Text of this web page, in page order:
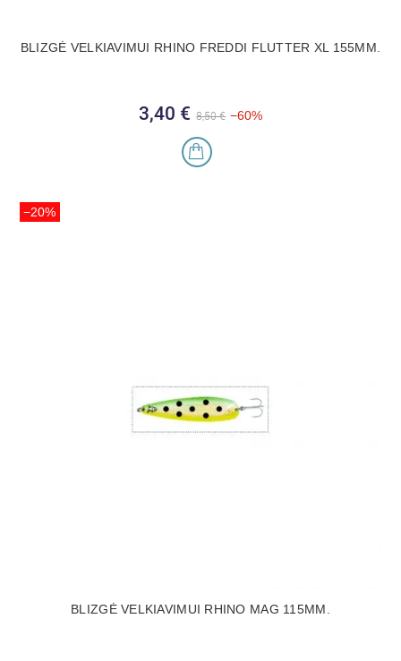
BLIZGĖ VELKIAVIMUI RHINO FREDDI FLUTTER XL 155MM.
Bazinė kaina
8,50 € −60%
Kaina
3,40 €
−20%
BLIZGĖ VELKIAVIMUI RHINO MAG 115MM.